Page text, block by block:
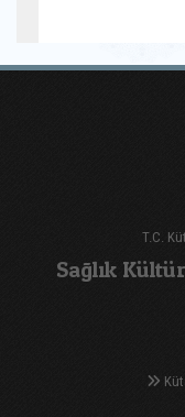
T.C.
Sağlık